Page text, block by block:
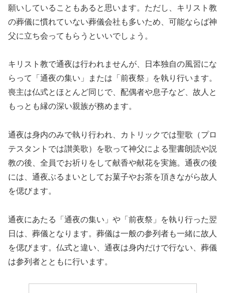
願いしていることもあると思います。ただし、キリスト教
の葬儀に慣れていない葬儀会社も多いため、可能ならば神
父に立ち会ってもらうといいでしょう。
キリスト教で通夜は行われませんが、日本独自の風習にな
らって「通夜の集い」または「前夜祭」を執り行います。
喪主は仏式とほとんど同じで、配偶者や息子など、故人と
もっとも縁の深い親族が務めます。
通夜は身内のみで執り行われ、カトリックでは聖歌（プロ
テスタントでは讃美歌）を歌って神父による聖書朗読や説
教の後、全員でお祈りをして献香や献花を実施。通夜の後
には、通夜ぶるまいとしてお菓子やお茶を頂きながら故人
を偲びます。
通夜にあたる「通夜の集い」や「前夜祭」を執り行った翌
日は、葬儀となります。葬儀は一般の参列者も一緒に故人
を偲びます。仏式と違い、通夜は身内だけで行ない、葬儀
は参列者とともに行います。